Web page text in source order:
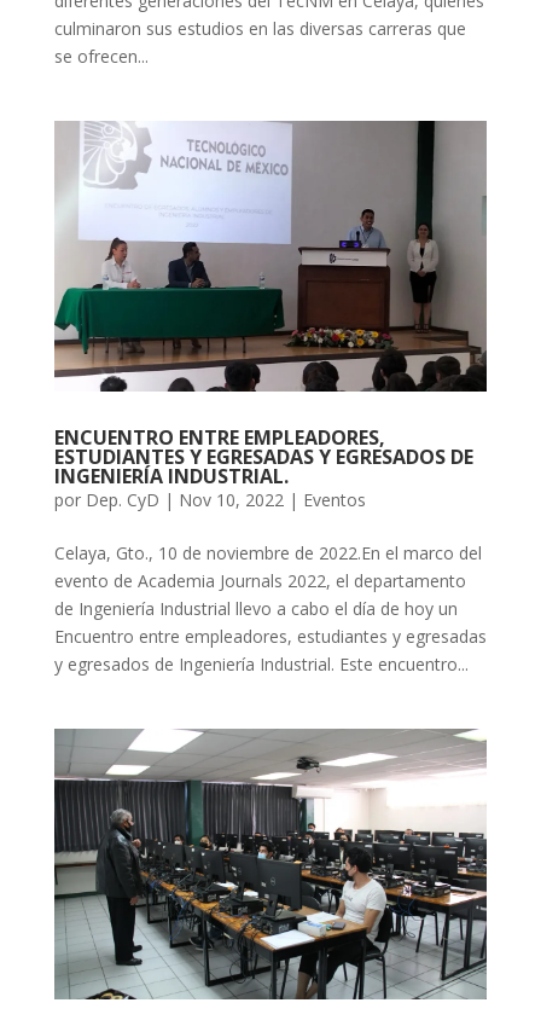
culminaron sus estudios en las diversas carreras que
se ofrecen...
ENCUENTRO ENTRE EMPLEADORES,
ESTUDIANTES Y EGRESADAS Y EGRESADOS DE
INGENIERÍA INDUSTRIAL.
por Dep. CyD | Nov 10, 2022| Eventos
Celaya, Gto., 10 de noviembre de 2022.En el marco del
evento de Academia Journals 2022, el departamento
de Ingeniería Industrial llevo a cabo el día de hoy un
Encuentro entre empleadores, estudiantes y egresadas
y egresados de Ingeniería Industrial. Este encuentro...